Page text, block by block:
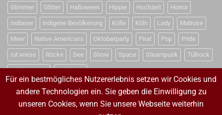
Glimmer Glitter Halloween Hippie Hochzeit Horror
Indianer indigene Bevölkerung Kölle Köln Lady Matrose
Meer Native Americans Oktoberparty Pirat Pop Pride
rut wiess Röcke See Show Space Steampunk Tüllrock
Weihnachten Weltraum
VERTRAG WIDERRUFEN
Für ein bestmögliches Nutzererlebnis setzen wir Cookies und
andere Technologien ein. Sie geben die Einwilligung zu
unseren Cookies, wenn Sie unsere Webseite weiterhin